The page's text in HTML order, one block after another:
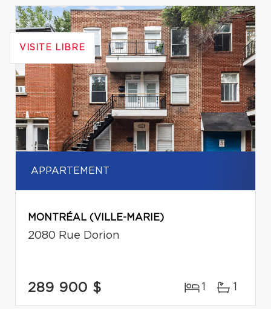
VISITE LIBRE
APPARTEMENT
MONTRÉAL (VILLE-MARIE)
2080 Rue Dorion
289 900 $ 1 1